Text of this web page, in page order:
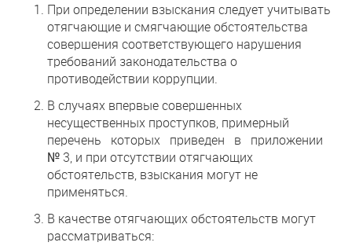
При определении взыскания следует учитывать
отягчающие и смягчающие обстоятельства
совершения соответствующего нарушения
требований законодательства о
противодействии коррупции.
В случаях впервые совершенных
несущественных проступков, примерный
перечень которых приведен в приложении
№ 3, и при отсутствии отягчающих
обстоятельств, взыскания могут не
применяться.
В качестве отягчающих обстоятельств могут
рассматриваться: